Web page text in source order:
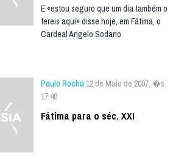
E «estou seguro que um dia também o
tereis aqui» disse hoje, em Fátima, o
Cardeal Angelo Sodano
Paulo Rocha 12 de Maio de 2007, �s
17:40
Fátima para o séc. XXI